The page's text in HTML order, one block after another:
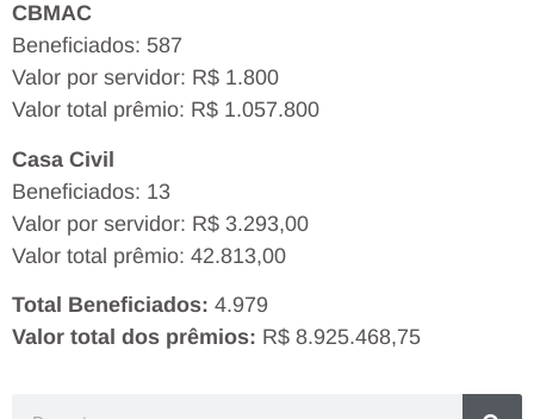
CBMAC
Beneficiados: 587
Valor por servidor: R$ 1.800
Valor total prêmio: R$ 1.057.800
Casa Civil
Beneficiados: 13
Valor por servidor: R$ 3.293,00
Valor total prêmio: 42.813,00
Total Beneficiados: 4.979
Valor total dos prêmios: R$ 8.925.468,75